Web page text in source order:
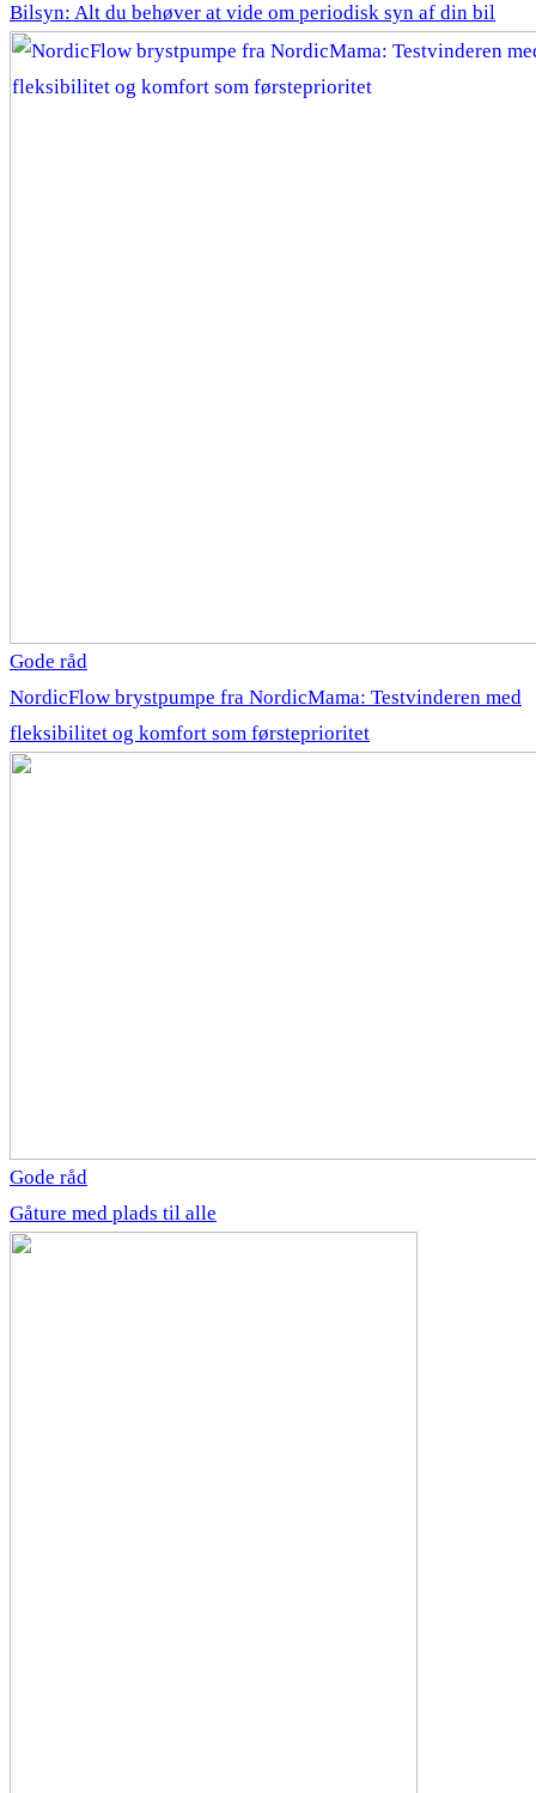
Bilsyn: Alt du behøver at vide om periodisk syn af din bil
Gode råd
NordicFlow brystpumpe fra NordicMama: Testvinderen med
fleksibilitet og komfort som førsteprioritet
Gode råd
Gåture med plads til alle